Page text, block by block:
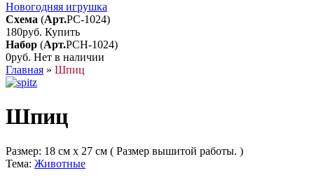
Новогодняя игрушка
Схема (Арт.РС-1024)
180руб. Купить
Набор (Арт.РСН-1024)
0руб. Нет в наличии
Главная » Шпиц
Шпиц
Размер: 18 см x 27 см ( Размер вышитой работы. )
Тема: Животные